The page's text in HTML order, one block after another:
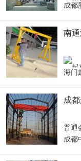
成都
南
海门
成
普通
成都